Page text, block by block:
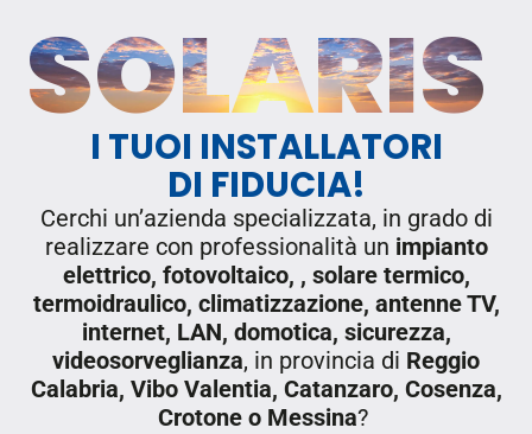
SOLARIS
I TUOI INSTALLATORI
DI FIDUCIA!
Cerchi un’azienda specializzata, in grado di
realizzare con professionalità un impianto
elettrico, fotovoltaico, , solare termico,
termoidraulico, climatizzazione, antenne TV,
internet, LAN, domotica, sicurezza,
videosorveglianza, in provincia di Reggio
Calabria, Vibo Valentia, Catanzaro, Cosenza,
Crotone o Messina?